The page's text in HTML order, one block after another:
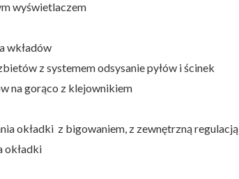
wyświetlaczem
wkładów
z systemem odsysanie pyłów i ścinek
na gorąco z klejownikiem
okładki z bigowaniem, z zewnętrzną regulacją
okładki